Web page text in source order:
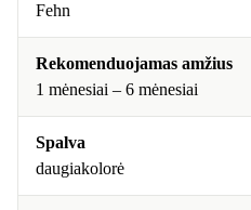
Fehn
Rekomenduojamas amžius
1 mėnesiai – 6 mėnesiai
Spalva
daugiakolorė